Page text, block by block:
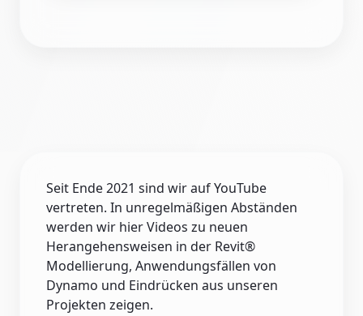
Seit Ende 2021 sind wir auf YouTube
vertreten. In unregelmäßigen Abständen
werden wir hier Videos zu neuen
Herangehensweisen in der Revit®
Modellierung, Anwendungsfällen von
Dynamo und Eindrücken aus unseren
Projekten zeigen.